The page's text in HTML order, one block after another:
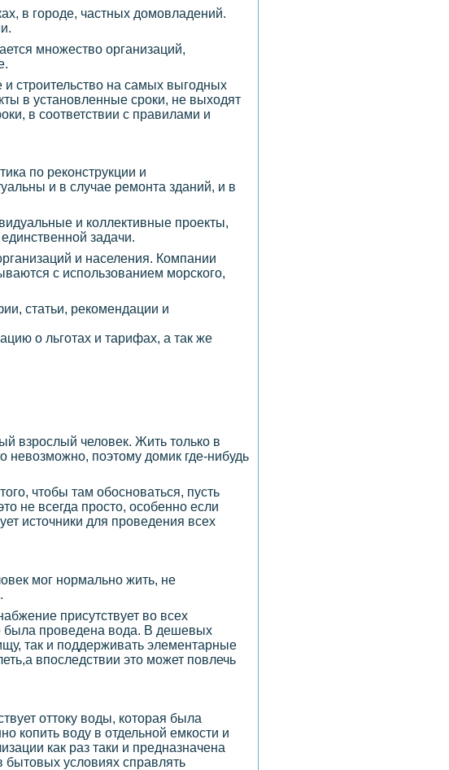
в городе, частных домовладений.
множество организаций,
строительство на самых выгодных
в установленные сроки, не выходят
в соответствии с правилами и
по реконструкции и
и в случае ремонта зданий, и в
и коллективные проекты,
задачи.
и населения. Компании
с использованием морского,
статьи, рекомендации и
о льготах и тарифах, а так же
взрослый человек. Жить только в
поэтому домик где-нибудь
чтобы там обосноваться, пусть
не всегда просто, особенно если
источники для проведения всех
мог нормально жить, не
присутствует во всех
была проведена вода. В дешевых
так и поддерживать элементарные
впоследствии это может повлечь
оттоку воды, которая была
копить воду в отдельной емкости и
как раз таки и предназначена
бытовых условиях справлять